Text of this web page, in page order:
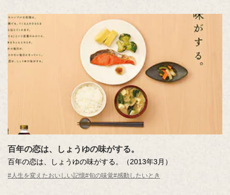
百年の恋は、しょうゆの味がする。
百年の恋は、しょうゆの味がする。（2013年3月）
#人生を変えたおいしい記憶#旬の味覚#感動したいとき